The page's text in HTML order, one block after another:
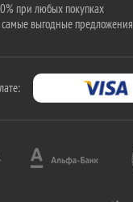
при любых покупках
выгодные предложения